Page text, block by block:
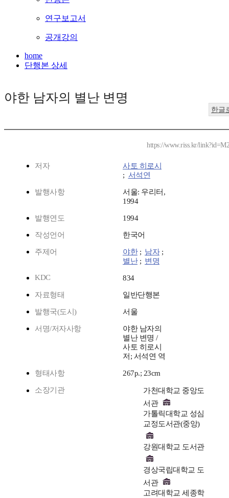
연구보고서
공개강의
home
단행본 상세
야한 남자의 별난 변명
한글
https://www.riss.kr/
저자
사토 히로시
; 서석연
발행사항
서울: 우리터,
1994
발행연도 1994
작성언어 한국어
주제어 야한; 남자;
별난; 변명
KDC
834
자료형태 일반단행본
발행국(도시) 서울
서명/저자사항
야한 남자의
별난 변명 /
사토 히로시
저; 서석연 역
형태사항 267p.; 23cm
소장기관
가천대학교 중앙도
서관
가톨릭대학교 성심
교정도서관(중앙)
강원대학교 도서관
경상국립대학교 도
서관
고려대학교 세종학